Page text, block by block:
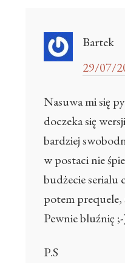
Bartek
29/07/
Nasuwa mi się
doczeka się
bardziej
w postaci nie
budżecie serialu
potem
Pewnie bluźnię
P.S